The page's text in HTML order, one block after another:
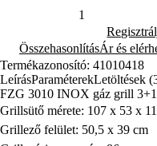
ÖsszehasonlításÁr és
Termékazonosító: 41010418
LeírásParaméterekLetöltések
FZG 3010 INOX gáz grill
Grillsütő mérete: 107 x 53 x
Grillező felület: 50,5 x 39 cm